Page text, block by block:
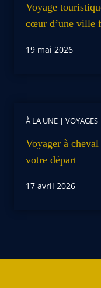
Voyage
cœur d’une ville
19 mai 2026
À LA UNE | VOYAGES
Voyager à
votre départ
17 avril 2026